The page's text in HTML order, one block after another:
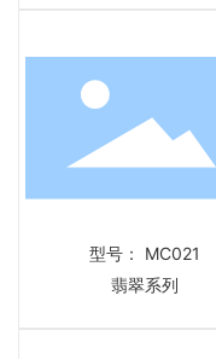
型号： MC021
翡翠系列